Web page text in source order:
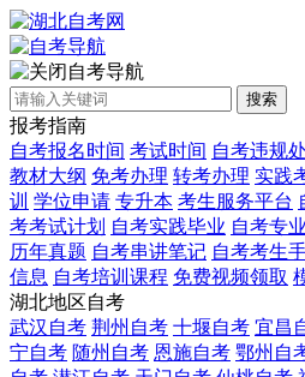
自考导航
搜索
报考指南
自考报名时间 考试时间 自考违规
教材大纲 免考办理 转考办理 实践
训 学位申请 专升本 考生服务平台
考考试计划 自考实践毕业 自考专业
历年真题 自考串讲笔记 自考考生
信息 自考培训课程 免费视频领取
湖北地区自考
武汉自考 荆州自考 十堰自考 宜昌
宁自考 随州自考 恩施自考 鄂州自